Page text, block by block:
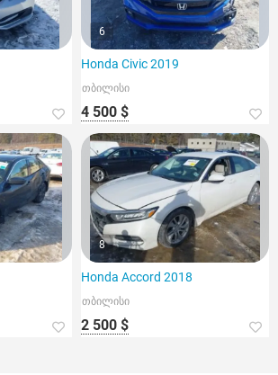
6
Honda Civic 2019
თბილისი
4 500 $
8
Honda Accord 2018
თბილისი
2 500 $